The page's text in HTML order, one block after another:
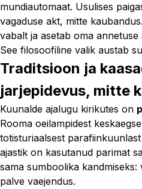
mundiautomaat. Usulises
vagaduse akt, mitte
vabalt ja asetab oma
See filosoofiline valik austab
Traditsioon ja
jarjepidevus, mitte
Kuunalde ajalugu kirikutes on
Rooma oeilampidest
totisturiaalsest
ajastik on kasutanud parimat
sama sumboolika
palve vaejendus.